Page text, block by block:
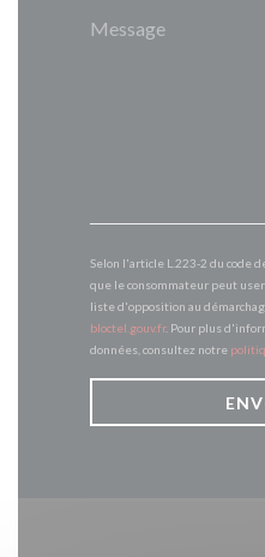
Selon l'article L.223-2 du code
que le consommateur peut
liste d'opposition au
bloctel.gouv.fr. Pour plus
données, consultez notre